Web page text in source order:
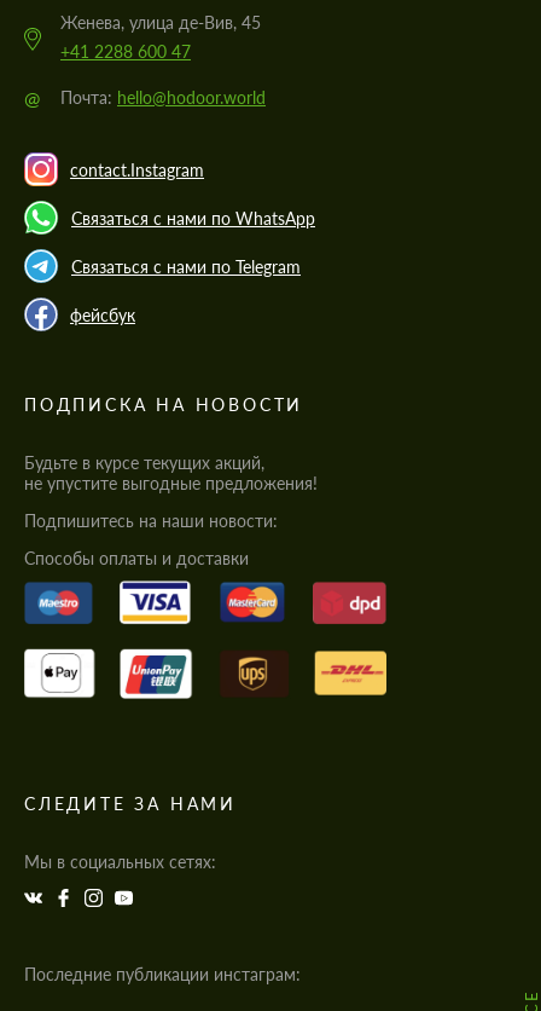
Женева, улица де-Вив, 45
+41 2288 600 47
@ Почта: hello@hodoor.world
contact.Instagram
Связаться с нами по WhatsApp
Связаться с нами по Telegram
фейсбук
ПОДПИСКА НА НОВОСТИ
Будьте в курсе текущих акций,
не упустите выгодные предложения!
Подпишитесь на наши новости:
Cпособы оплаты и доставки
СЛЕДИТЕ ЗА НАМИ
Мы в социальных сетях:
Последние публикации инстаграм: